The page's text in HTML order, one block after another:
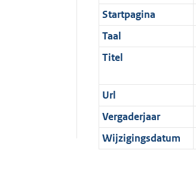
Startpagina
Taal
Titel
Url
Vergaderjaar
Wijzigingsdatum